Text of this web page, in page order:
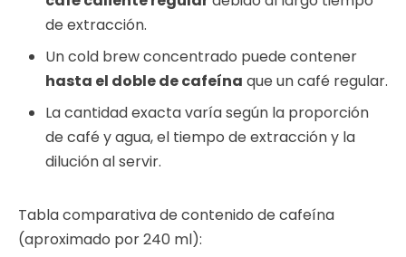
de extracción.
Un cold brew concentrado puede contener
hasta el doble de cafeína que un café regular.
La cantidad exacta varía según la proporción
de café y agua, el tiempo de extracción y la
dilución al servir.
Tabla comparativa de contenido de cafeína
(aproximado por 240 ml):